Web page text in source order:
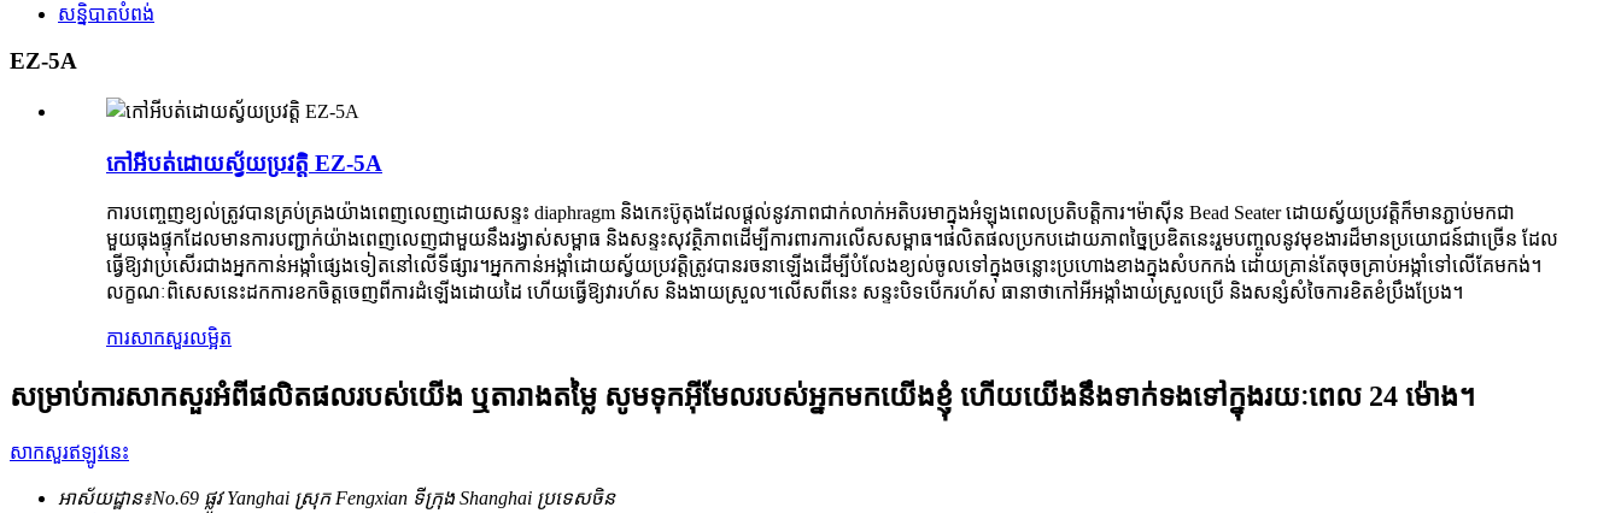
សន្និបាតបំពង់
EZ-5A
កៅអីបត់ដោយស្វ័យប្រវត្តិ EZ-5A
ការបញ្ចេញខ្យល់ត្រូវបានគ្រប់គ្រងយ៉ាងពេញលេញដោយសន្ទះ diaphragm និងកេះប៊ូតុងដែលផ្តល់នូវភាពជាក់លាក់អតិបរមាក្នុងអំឡុងពេលប្រតិបត្តិការ។ម៉ាស៊ីន Bead Seater ដោយស្វ័យប្រវត្តិក៏មានភ្ជាប់មកជា
មួយធុងផ្ទុកដែលមានការបញ្ជាក់យ៉ាងពេញលេញជាមួយនឹងរង្វាស់សម្ពាធ និងសន្ទះសុវត្ថិភាពដើម្បីការពារការលើសសម្ពាធ។ផលិតផលប្រកបដោយភាពច្នៃប្រឌិតនេះរួមបញ្ចូលនូវមុខងារដ៏មានប្រយោជន៍ជាច្រើន ដែល
ធ្វើឱ្យវាប្រសើរជាងអ្នកកាន់អង្កាំផ្សេងទៀតនៅលើទីផ្សារ។អ្នកកាន់អង្កាំដោយស្វ័យប្រវត្តិត្រូវបានរចនាឡើងដើម្បីបំលែងខ្យល់ចូលទៅក្នុងចន្លោះប្រហោងខាងក្នុងសំបកកង់ ដោយគ្រាន់តែចុចគ្រាប់អង្កាំទៅលើគែមកង់។
លក្ខណៈពិសេសនេះដកការខកចិត្តចេញពីការដំឡើងដោយដៃ ហើយធ្វើឱ្យវារហ័ស និងងាយស្រួល។លើសពីនេះ សន្ទះបិទបើករហ័ស ធានាថាកៅអីអង្កាំងាយស្រួលប្រើ និងសន្សំសំចៃការខិតខំប្រឹងប្រែង។
ការសាកសួរលម្អិត
សម្រាប់ការសាកសួរអំពីផលិតផលរបស់យើង ឬតារាងតម្លៃ សូមទុកអ៊ីមែលរបស់អ្នកមកយើងខ្ញុំ ហើយយើងនឹងទាក់ទងទៅក្នុងរយៈពេល 24 ម៉ោង។
សាកសួរឥឡូវនេះ
អាស័យដ្ឋាន៖No.69 ផ្លូវ Yanghai ស្រុក Fengxian ទីក្រុង Shanghai ប្រទេសចិន